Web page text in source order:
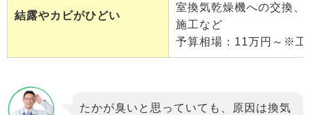
結露やカビがひどい
室換気乾燥機への交換、
施工など
予算相場：11万円～※工
たかが臭いと思っていても、原因は換気